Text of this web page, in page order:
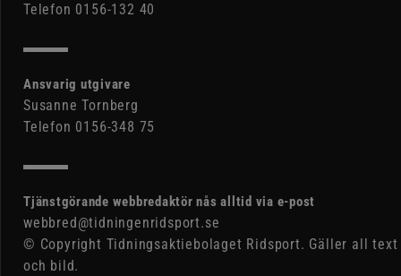
Telefon 0156-132 40
Ansvarig utgivare
Susanne Tornberg
Telefon 0156-348 75
Tjänstgörande webbredaktör nås alltid via e-post
webbred@tidningenridsport.se
© Copyright Tidningsaktiebolaget Ridsport. Gäller all text
och bild.